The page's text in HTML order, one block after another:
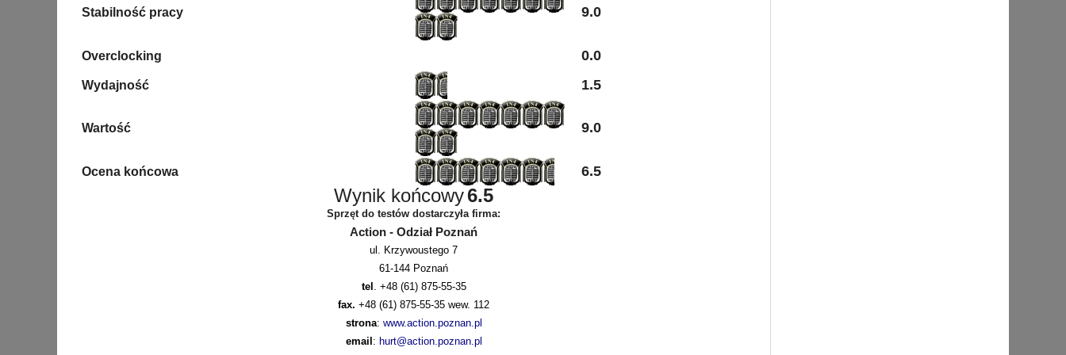
Stabilność pracy 9.0
Overclocking 0.0
Wydajność 1.5
Wartość 9.0
Ocena końcowa 6.5
Wynik końcowy6.5
Sprzęt do testów dostarczyła firma:
Action - Odział Poznań
ul. Krzywoustego 7
61-144 Poznań
tel . +48 (61) 875-55-35
fax. +48 (61) 875-55-35 wew. 112
strona: www.action.poznan.pl
email : hurt@action.poznan.pl